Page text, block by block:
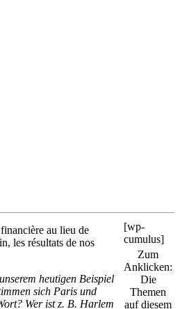
[wp-
cumulus]
Zum
Anklicken:
Die
Themen
auf diesem
au lieu de
les résultats de nos
heutigen Beispiel
sich Paris und
Wer ist z. B. Harlem